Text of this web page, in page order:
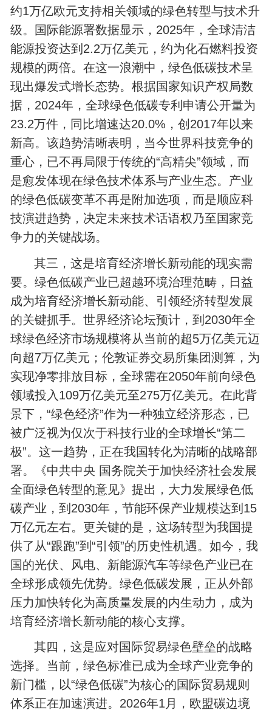
约1万亿欧元支持相关领域的绿色转型与技术升
级。国际能源署数据显示，2025年，全球清洁
能源投资达到2.2万亿美元，约为化石燃料投资
规模的两倍。在这一浪潮中，绿色低碳技术呈
现出爆发式增长态势。根据国家知识产权局数
据，2024年，全球绿色低碳专利申请公开量为
23.2万件，同比增速达20.0%，创2017年以来
新高。该趋势清晰表明，当今世界科技竞争的
重心，已不再局限于传统的“高精尖”领域，而
是愈发体现在绿色技术体系与产业生态。产业
的绿色低碳变革不再是附加选项，而是顺应科
技演进趋势，决定未来技术话语权乃至国家竞
争力的关键战场。
其三，这是培育经济增长新动能的现实需
要。绿色低碳产业已超越环境治理范畴，日益
成为培育经济增长新动能、引领经济转型发展
的关键抓手。世界经济论坛预计，到2030年全
球绿色经济市场规模将从当前的超5万亿美元迈
向超7万亿美元；伦敦证券交易所集团测算，为
实现净零排放目标，全球需在2050年前向绿色
领域投入109万亿美元至275万亿美元。在此背
景下，“绿色经济”作为一种独立经济形态，已
被广泛视为仅次于科技行业的全球增长“第二
极”。这一趋势，正在我国转化为清晰的战略部
署。《中共中央 国务院关于加快经济社会发展
全面绿色转型的意见》提出，大力发展绿色低
碳产业，到2030年，节能环保产业规模达到15
万亿元左右。更关键的是，这场转型为我国提
供了从“跟跑”到“引领”的历史性机遇。如今，我
国的光伏、风电、新能源汽车等绿色产业已在
全球形成领先优势。绿色低碳发展，正从外部
压力加快转化为高质量发展的内生动力，成为
培育经济增长新动能的核心支撑。
其四，这是应对国际贸易绿色壁垒的战略
选择。当前，绿色标准已成为全球产业竞争的
新门槛，以“绿色低碳”为核心的国际贸易规则
体系正在加速演进。2026年1月，欧盟碳边境